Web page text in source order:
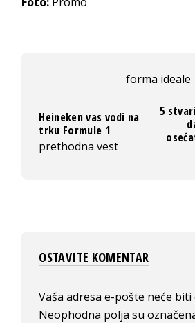
forma ideale
Heineken vas vodi na
trku Formule 1
prethodna vest
5
OSTAVITE KOMENTAR
Vaša adresa e-pošte neće biti
Neophodna polja su